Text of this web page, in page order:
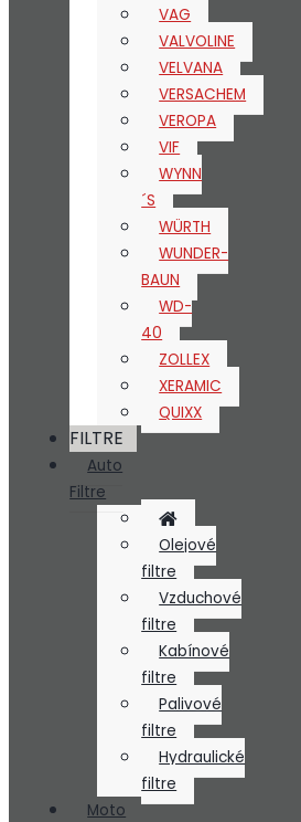
VAG
VALVOLINE
VELVANA
VERSACHEM
VEROPA
VIF
WYNN
´S
WÜRTH
WUNDER-
BAUN
WD-
40
ZOLLEX
XERAMIC
QUIXX
FILTRE
Auto
Filtre
Olejové
filtre
Vzduchové
filtre
Kabínové
filtre
Palivové
filtre
Hydraulické
filtre
Moto